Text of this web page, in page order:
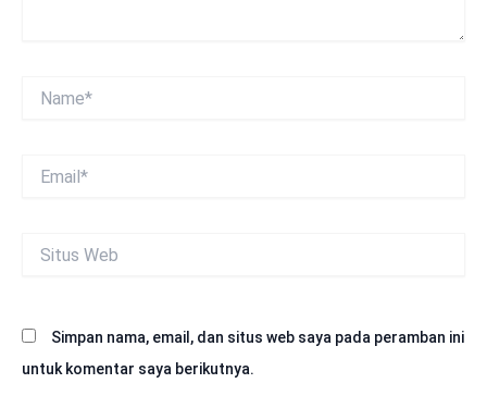
Web
Simpan nama, email, dan situs web saya pada peramban ini
untuk komentar saya berikutnya.